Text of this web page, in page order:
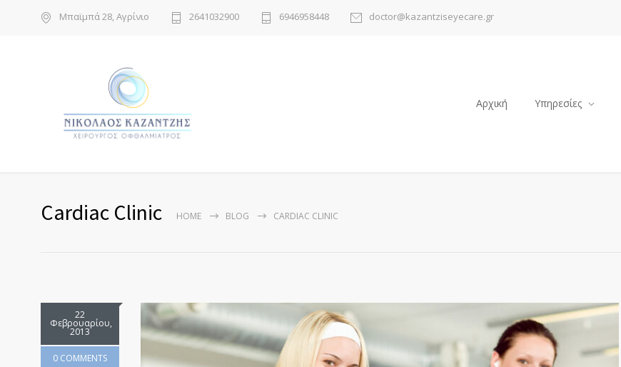
Μπαϊμπά 28, Αγρίνιο 2641032900 6946958448 doctor@kazantziseyecare.gr
Αρχική Υπηρεσίες
Cardiac Clinic HOME BLOG CARDIAC CLINIC
22
Φεβρουαρίου,
2013
0 COMMENTS